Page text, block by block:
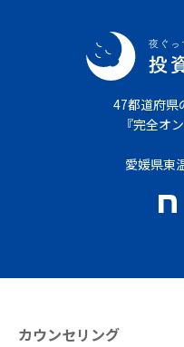
47都道府県
『完全オ
愛媛県東
カウンセリング